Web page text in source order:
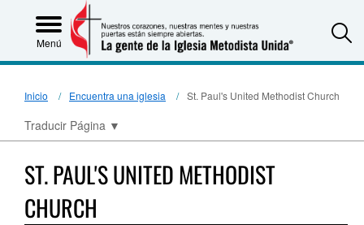
Menú
Inicio Encuentra una iglesia St. Paul's United Methodist Church
Traducir Página ▼
ST. PAUL'S UNITED METHODIST
CHURCH